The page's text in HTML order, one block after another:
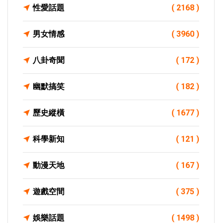
性愛話題 ( 2168 )
男女情感 ( 3960 )
八卦奇聞 ( 172 )
幽默搞笑 ( 182 )
歷史縱橫 ( 1677 )
科學新知 ( 121 )
動漫天地 ( 167 )
遊戲空間 ( 375 )
娛樂話題 ( 1498 )